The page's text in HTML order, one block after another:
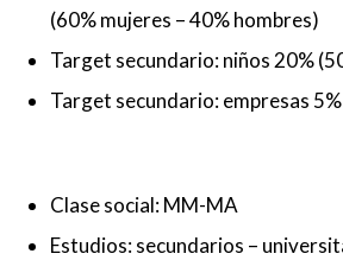
(60% mujeres – 40% hombres)
Target secundario: niños 20%
Target secundario: empresas
Clase social: MM-MA
Estudios: secundarios –